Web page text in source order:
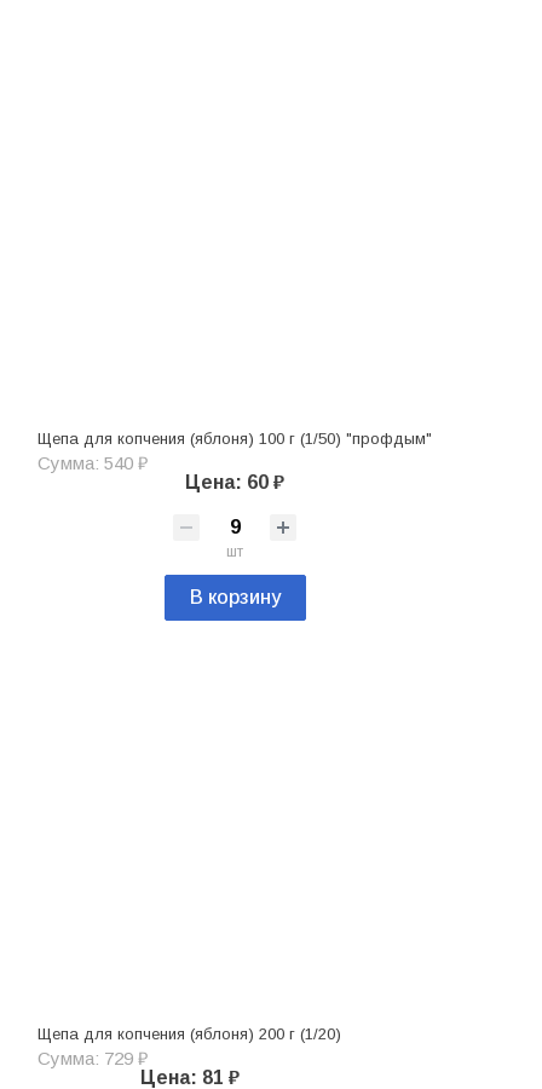
Щепа для копчения (яблоня) 100 г (1/50) "профдым"
Сумма: 540 ₽
Цена: 60 ₽
шт
В корзину
Щепа для копчения (яблоня) 200 г (1/20)
Сумма: 729 ₽
Цена: 81 ₽